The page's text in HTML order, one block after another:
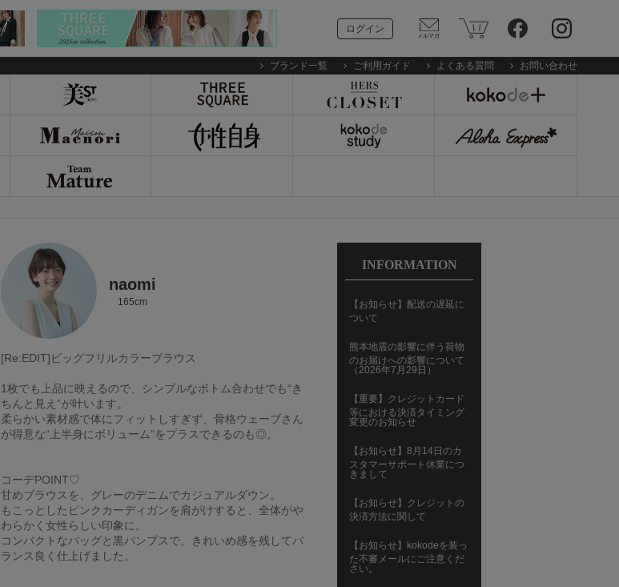
ログイン
ブランド一覧 ご利用ガイド よくある質問 お問い合わせ
naomi
165cm
[Re:EDIT]ビッグフリルカラーブラウス
1枚でも上品に映えるので、シンプルなボトム合わせでも“き
ちんと見え”が叶います。
柔らかい素材感で体にフィットしすぎず、骨格ウェーブさん
が得意な“上半身にボリューム”をプラスできるのも◎。
コーデPOINT♡
甘めブラウスを、グレーのデニムでカジュアルダウン。
もこっとしたピンクカーディガンを肩がけすると、全体がや
わらかく女性らしい印象に。
コンパクトなバッグと黒パンプスで、きれいめ感を残してバ
ランス良く仕上げました。
INFORMATION
【お知らせ】配送の遅延に
ついて
熊本地震の影響に伴う荷物
のお届けへの影響について
（2026年7月29日）
【重要】クレジットカード
等における決済タイミング
変更のお知らせ
【お知らせ】8月14日のカ
スタマーサポート休業につ
きまして
【お知らせ】クレジットの
決済方法に関して
【お知らせ】kokodeを装っ
た不審メールにご注意くだ
さい。